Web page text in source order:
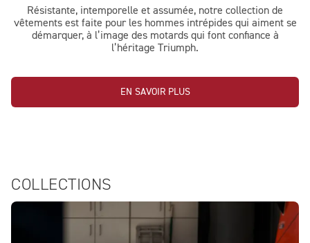
Résistante, intemporelle et assumée, notre collection de
vêtements est faite pour les hommes intrépides qui aiment se
démarquer, à l’image des motards qui font confiance à
l’héritage Triumph.
EN SAVOIR PLUS
COLLECTIONS